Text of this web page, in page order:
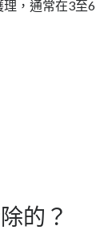
，通常在3至6
的？